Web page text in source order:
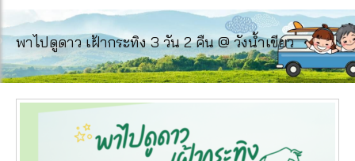
พาไปดูดาว เฝ้ากระทิง 3 วัน 2 คืน @ วังน้ำเขียว